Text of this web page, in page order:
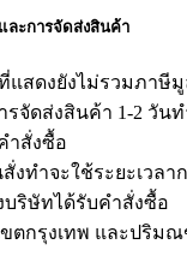
ละการจัดส่งสินค้า
แสดงยังไม่รวมภาษีมู
รจัดส่งสินค้า 1-2 วัน
ำสั่งซื้อ
งทำจะใช้ระยะเวลา
บริษัทได้รับคำสั่งซื้อ
ขตกรุงเทพ และปริม